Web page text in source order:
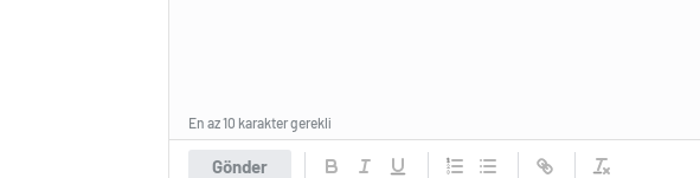
Gönder
En az 10 karakter gerekli